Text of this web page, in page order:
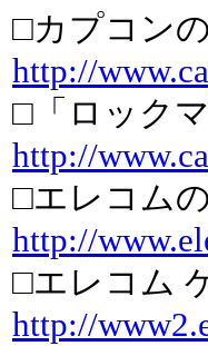
□カプコン
http://
□「ロック
http://
□エレコム
http://
□エレコム
http://